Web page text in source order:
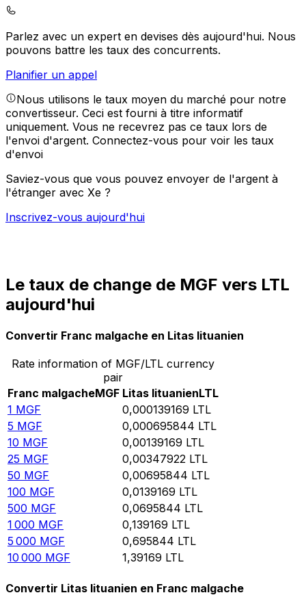
Parlez avec un expert en devises dès aujourd'hui. Nous
pouvons battre les taux des concurrents.
Planifier un appel
Nous utilisons le taux moyen du marché pour notre
convertisseur. Ceci est fourni à titre informatif
uniquement. Vous ne recevrez pas ce taux lors de
l'envoi d'argent. Connectez-vous pour voir les taux
d'envoi
Saviez-vous que vous pouvez envoyer de l'argent à
l'étranger avec Xe ?
Inscrivez-vous aujourd'hui
Le taux de change de MGF vers LTL
aujourd'hui
Convertir Franc malgache en Litas lituanien
Rate information of MGF/LTL currency
pair
Franc malgacheMGF Litas lituanienLTL
1 MGF 0,000139169 LTL
5 MGF 0,000695844 LTL
10 MGF 0,00139169 LTL
25 MGF 0,00347922 LTL
50 MGF 0,00695844 LTL
100 MGF 0,0139169 LTL
500 MGF 0,0695844 LTL
1 000 MGF 0,139169 LTL
5 000 MGF 0,695844 LTL
10 000 MGF 1,39169 LTL
Convertir Litas lituanien en Franc malgache